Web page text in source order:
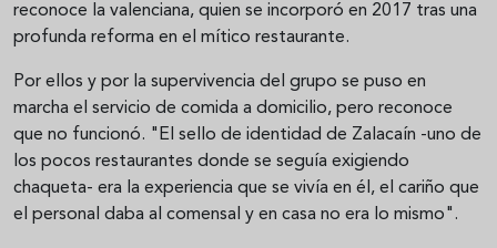
reconoce la valenciana, quien se incorporó en 2017 tras una
profunda reforma en el mítico restaurante.
Por ellos y por la supervivencia del grupo se puso en
marcha el servicio de comida a domicilio, pero reconoce
que no funcionó. "El sello de identidad de Zalacaín -uno de
los pocos restaurantes donde se seguía exigiendo
chaqueta- era la experiencia que se vivía en él, el cariño que
el personal daba al comensal y en casa no era lo mismo".